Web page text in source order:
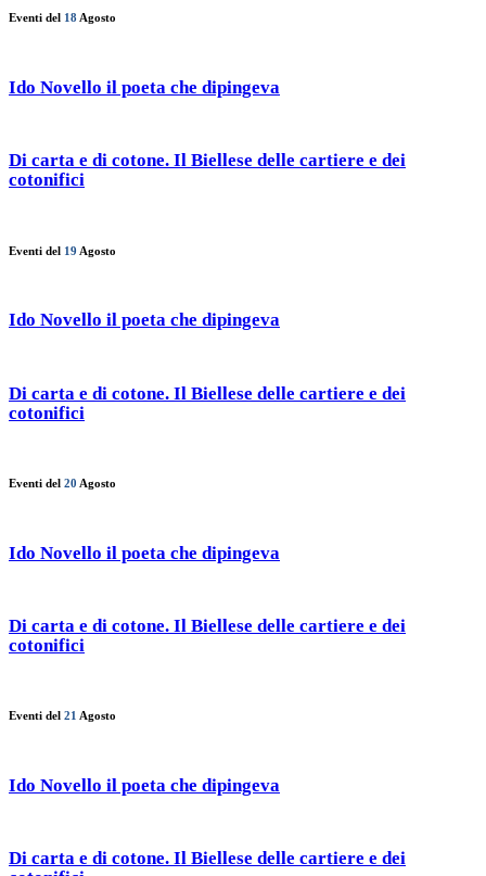
Eventi del 18 Agosto
Ido Novello il poeta che dipingeva
Di carta e di cotone. Il Biellese delle cartiere e dei
cotonifici
Eventi del 19 Agosto
Ido Novello il poeta che dipingeva
Di carta e di cotone. Il Biellese delle cartiere e dei
cotonifici
Eventi del 20 Agosto
Ido Novello il poeta che dipingeva
Di carta e di cotone. Il Biellese delle cartiere e dei
cotonifici
Eventi del 21 Agosto
Ido Novello il poeta che dipingeva
Di carta e di cotone. Il Biellese delle cartiere e dei